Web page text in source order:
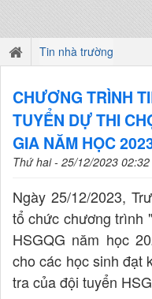
Tin nhà trường
CHƯƠNG TRÌNH
TUYỂN DỰ THI
GIA NĂM HỌC
Thứ hai - 25/12/2023 02:32
Ngày 25/12/2023,
tổ chức chương trình
HSGQG năm học
cho các học sinh đạt
tra của đội tuyển